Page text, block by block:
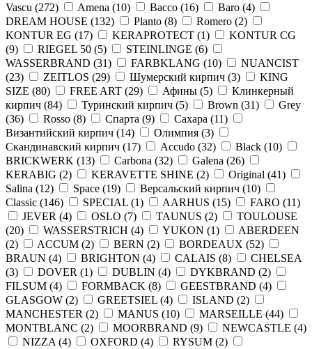
Vascu (272) Amena (10) Bacco (16) Baro (4)
DREAM HOUSE (132) Planto (8) Romero (2)
KONTUR EG (17) KERAPROTECT (1)
KONTUR СG
(9) RIEGEL 50 (5) STEINLINGE (6)
WASSERBRAND (31) FARBKLANG (10)
NUANCIST
(23) ZEITLOS (29) Шумерский кирпич (3)
KING
SIZE (80) FREE ART (29) Афины (5)
Клинкерный
кирпич (84) Туринский кирпич (5) Brown (31)
Grey
(36) Rosso (8) Спарта (9) Сахара (11)
Византийский кирпич (14) Олимпия (3)
Скандинавский кирпич (17) Accudo (32) Black (10)
BRICKWERK (13) Carbona (32) Galena (26)
KERABIG (2) KERAVETTE SHINE (2) Original (41)
Salina (12) Space (19) Версальский кирпич (10)
Classic (146) SPECIAL (1) AARHUS (15) FARO (11)
JEVER (4) OSLO (7) TAUNUS (2)
TOULOUSE
(20) WASSERSTRICH (4) YUKON (1)
ABERDEEN
(2) ACCUM (2) BERN (2) BORDEAUX (52)
BRAUN (4) BRIGHTON (4) CALAIS (8)
CHELSEA
(3) DOVER (1) DUBLIN (4) DYKBRAND (2)
FILSUM (4) FORMBACK (8) GEESTBRAND (4)
GLASGOW (2) GREETSIEL (4) ISLAND (2)
MANCHESTER (2) MANUS (10) MARSEILLE (44)
MONTBLANC (2) MOORBRAND (9) NEWCASTLE (4)
NIZZA (4) OXFORD (4) RYSUM (2)